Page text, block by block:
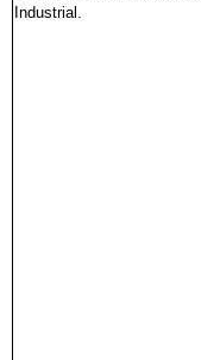
Industrial.